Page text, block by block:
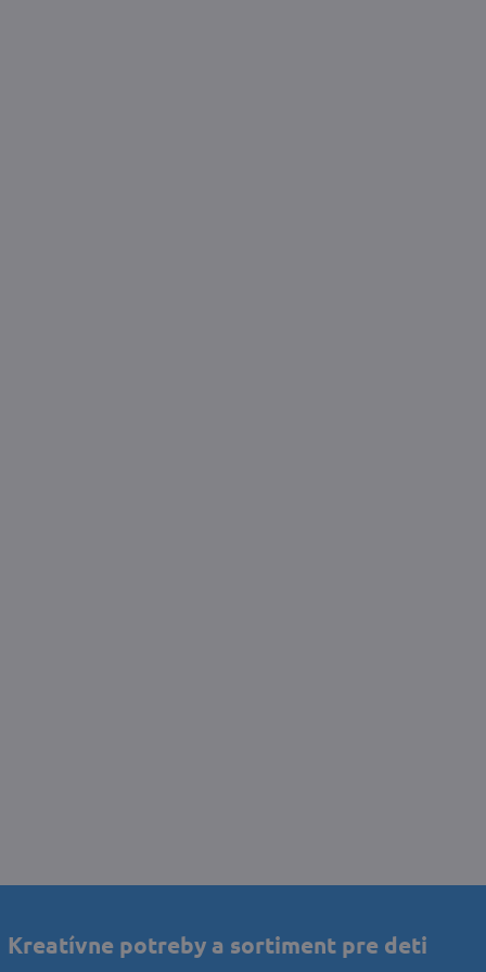
Kreatívne potreby a sortiment pre deti